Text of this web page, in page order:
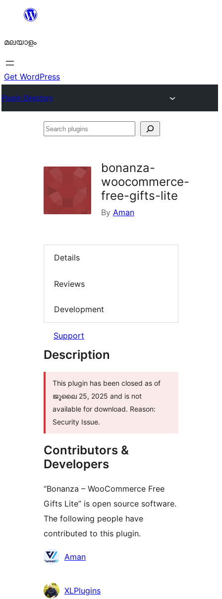
ഉള്ളടക്കത്തിലേക്ക്
മലയാളം
Get WordPress
Plugin Directory
Search
bonanza-
woocommerce-
free-gifts-lite
By Aman
Details
Reviews
Development
Support
Description
This plugin has been closed as of
ജൂലൈ 25, 2025 and is not
available for download. Reason:
Security Issue.
Contributors &
Developers
“Bonanza – WooCommerce Free
Gifts Lite” is open source software.
The following people have
contributed to this plugin.
Contributors
Aman
XLPlugins